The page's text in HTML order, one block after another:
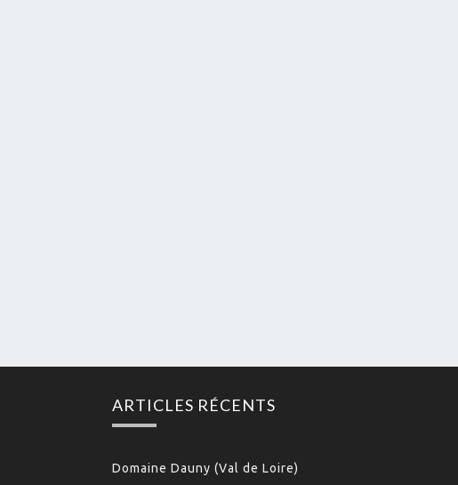
ARTICLES RÉCENTS
Domaine Dauny (Val de Loire)